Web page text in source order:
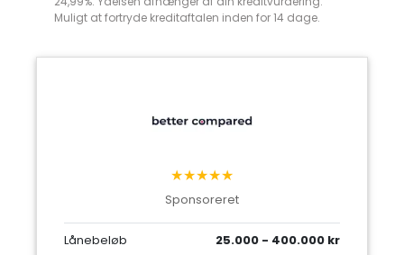
Muligt at fortryde kreditaftalen inden for 14 dage.
★★★★★
Sponsoreret
Lånebeløb 25.000 - 400.000 kr